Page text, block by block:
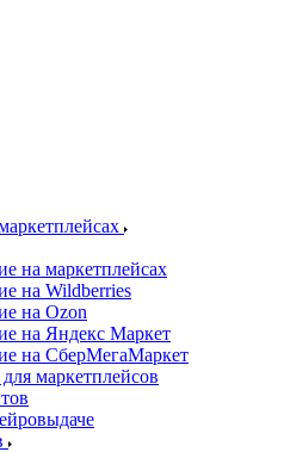
на маркетплейсах
на Wildberries
на Ozon
на Яндекс Маркет
на СберМегаМаркет
маркетплейсов